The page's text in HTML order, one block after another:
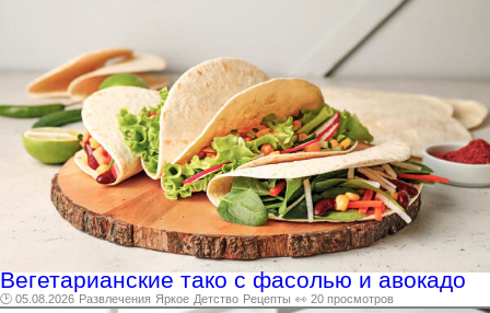
Вегетарианские тако с фасолью и авокадо
🕑 05.08.2026 Развлечения Яркое Детство Рецепты 👀 20 просмотров